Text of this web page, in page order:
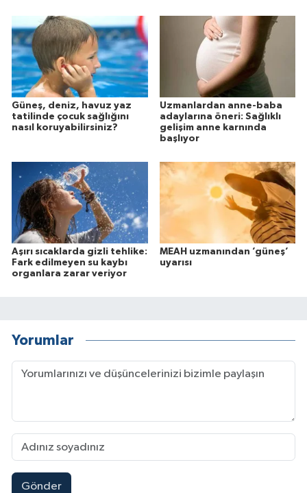
Güneş, deniz, havuz yaz
tatilinde çocuk sağlığını
nasıl koruyabilirsiniz?
Uzmanlardan anne-baba
adaylarına öneri: Sağlıklı
gelişim anne karnında
başlıyor
Aşırı sıcaklarda gizli tehlike:
Fark edilmeyen su kaybı
organlara zarar veriyor
MEAH uzmanından ’güneş’
uyarısı
Yorumlar
Gönder